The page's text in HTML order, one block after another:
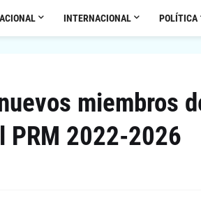
INTERNACIONAL POLÍTICA
miembros
PRM 2022-2026